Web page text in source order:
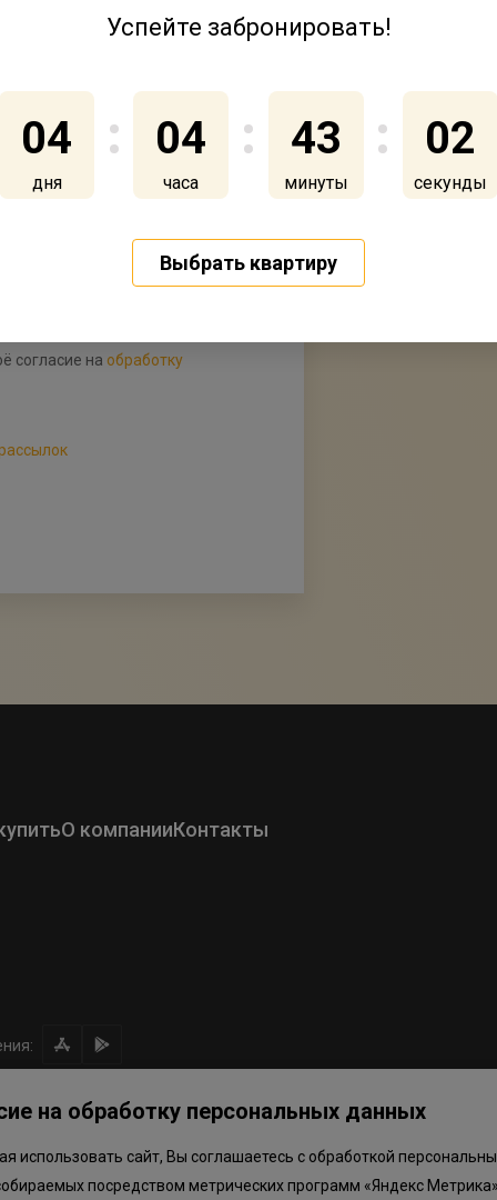
согласие на обработку
О компанииКонтакты
направлении средств
в Окле
Правила программы лояльности
Успейте забронировать!
04
дня
04
часа
43
минуты
01
секунда
Выбрать квартиру
на обработку персональных данных
использовать сайт, Вы соглашаетесь с обработкой
посредством метрических программ «Яндекс